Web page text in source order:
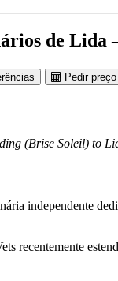
de
Pedir preço
(Brise Soleil) to
independente
recentemente